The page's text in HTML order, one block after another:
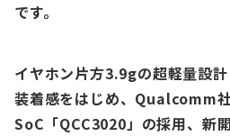
です。
イヤホン片方3.9gの超軽量設
装着感をはじめ、Qualcomm
SoC「QCC3020」の採用、新